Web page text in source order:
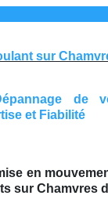
sur
de
et Fiabilité
en
sur Chamvres